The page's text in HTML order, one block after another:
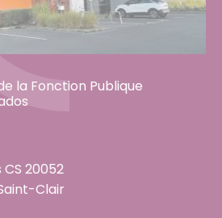
la Fonction Publique
20052
Clair